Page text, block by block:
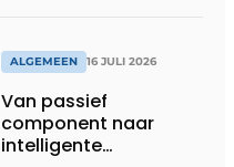
ALGEMEEN 16 JULI 2026
Van passief
component naar
intelligente